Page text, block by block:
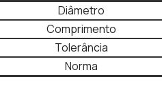
Diâmetro
Comprimento
Tolerância
Norma